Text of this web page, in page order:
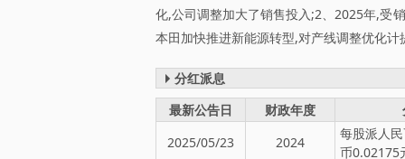
化,公司调整加大了销售投入;2、2025年,受
本田加快推进新能源转型,对产线调整优化
分红派息
最新公告日
财政年度
2025/05/23
2024
每股派人
币0.02175